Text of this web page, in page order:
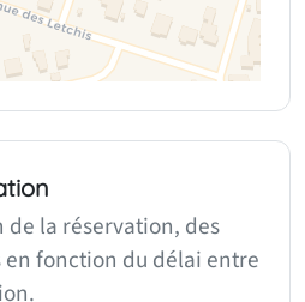
la réservation, des
fonction du délai entre